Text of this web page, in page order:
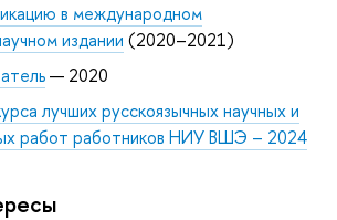
в международном
издании (2020–2021)
— 2020
лучших русскоязычных научных и
работ работников НИУ ВШЭ – 2024